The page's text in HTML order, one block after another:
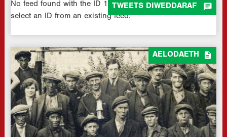
TWEETS DIWEDDARAF 
No feed found with the ID 1. Go to theAll Feeds page
and
select an ID from an existing feed.
AELODAETH 